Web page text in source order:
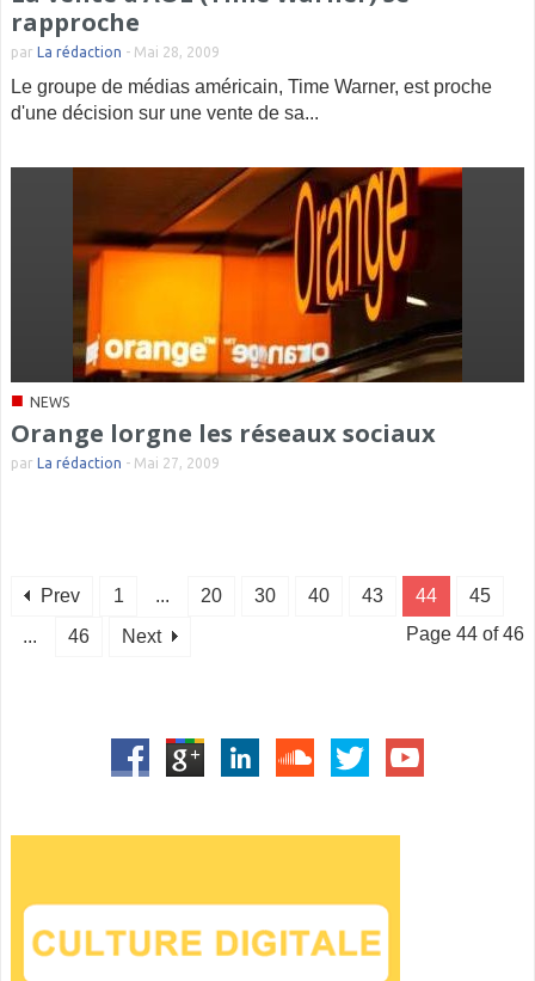
rapproche
par La rédaction - Mai 28, 2009
Le groupe de médias américain, Time Warner, est proche
d'une décision sur une vente de sa...
■ NEWS
Orange lorgne les réseaux sociaux
par La rédaction - Mai 27, 2009
Prev 1 ... 20 30 40 43 44
45
...
46 Next Page 44 of 46